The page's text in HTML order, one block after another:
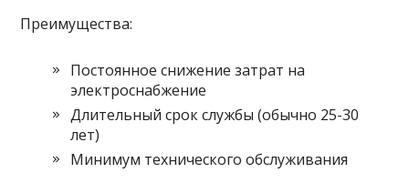
Преимущества:
Постоянное снижение затрат на
электроснабжение
Длительный срок службы (обычно 25-30
лет)
Минимум технического обслуживания